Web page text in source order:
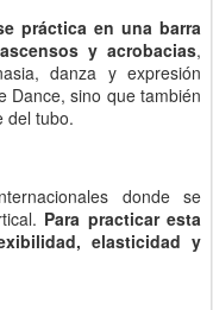
práctica en una barra
y acrobacias,
danza y expresión
Dance, sino que también
del tubo.
donde se
Para practicar esta
elasticidad y